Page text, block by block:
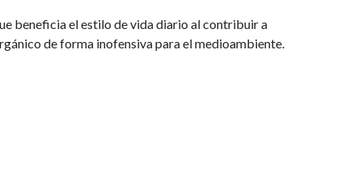
beneficia el estilo de vida diario al contribuir a
de forma inofensiva para el medioambiente.